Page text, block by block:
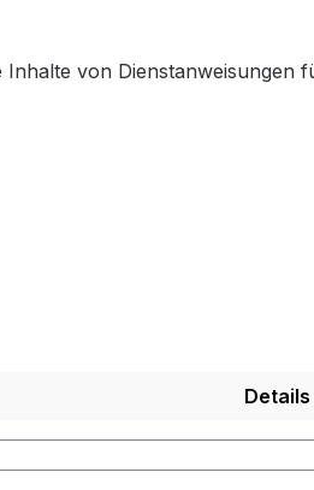
von Dienstanweisungen
Details